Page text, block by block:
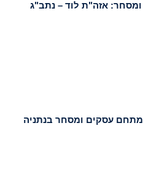
אזה"ת לוד – נתב"ג
מתחם עסקים ומסחר בנתניה